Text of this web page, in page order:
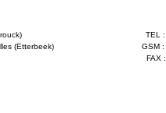
(Etterbeek)
TEL
GSM
FAX